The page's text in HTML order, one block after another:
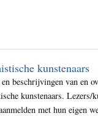
kunstenaars
beschrijvingen van en
kunstenaars. Lezers/
met hun eigen